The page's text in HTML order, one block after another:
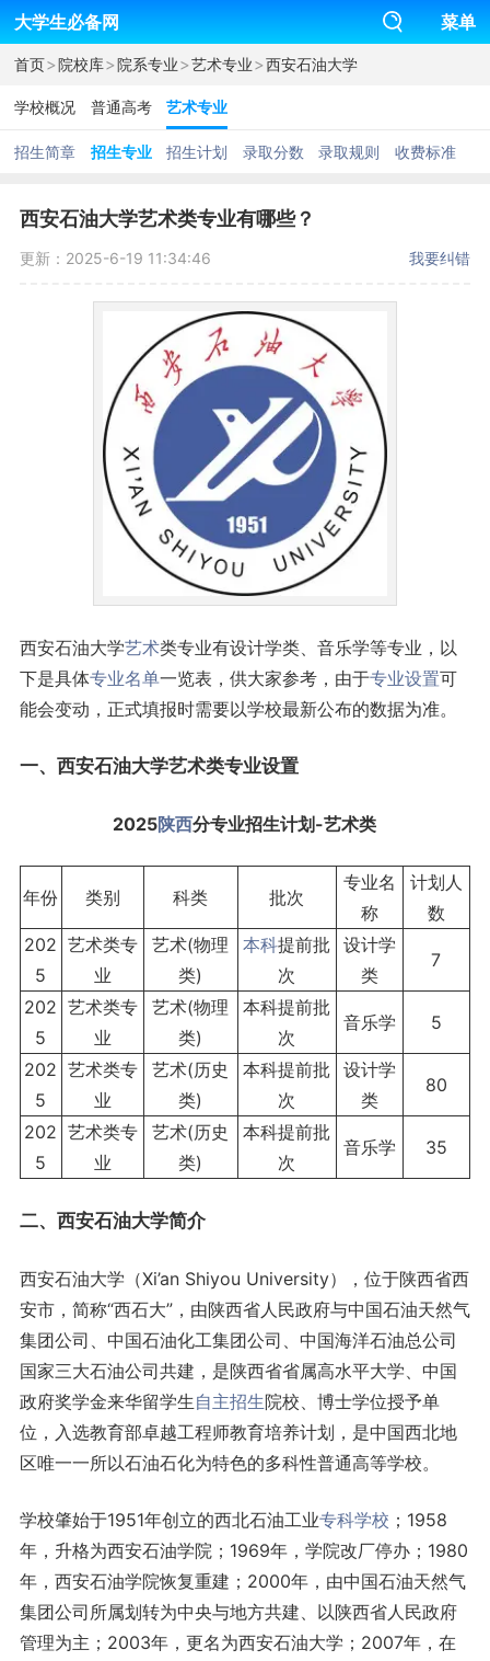
大学生必备网 菜单
首页>院校库>院系专业>艺术专业>西安石油大学
学校概况 普通高考 艺术专业
招生简章 招生专业 招生计划 录取分数 录取规则 收费标准
西安石油大学艺术类专业有哪些？
更新：2025-6-19 11:34:46 我要纠错
西安石油大学艺术类专业有设计学类、音乐学等专业，以
下是具体专业名单一览表，供大家参考，由于专业设置可
能会变动，正式填报时需要以学校最新公布的数据为准。
一、西安石油大学艺术类专业设置
2025陕西分专业招生计划-艺术类
年份 类别 科类 批次
专业名
称
计划人
数
202
5
艺术类专
业
艺术(物理
类)
本科提前批
次
设计学
类
7
202
5
艺术类专
业
艺术(物理
类)
本科提前批
次
音乐学 5
202
5
艺术类专
业
艺术(历史
类)
本科提前批
次
设计学
类
80
202
5
艺术类专
业
艺术(历史
类)
本科提前批
次
音乐学 35
二、西安石油大学简介
西安石油大学（Xi’an Shiyou University），位于陕西省西
安市，简称“西石大”，由陕西省人民政府与中国石油天然气
集团公司、中国石油化工集团公司、中国海洋石油总公司
国家三大石油公司共建，是陕西省省属高水平大学、中国
政府奖学金来华留学生自主招生院校、博士学位授予单
位，入选教育部卓越工程师教育培养计划，是中国西北地
区唯一一所以石油石化为特色的多科性普通高等学校。
学校肇始于1951年创立的西北石油工业专科学校 ；1958
年，升格为西安石油学院；1969年，学院改厂停办；1980
年，西安石油学院恢复重建；2000年，由中国石油天然气
集团公司所属划转为中央与地方共建、以陕西省人民政府
管理为主；2003年，更名为西安石油大学；2007年，在